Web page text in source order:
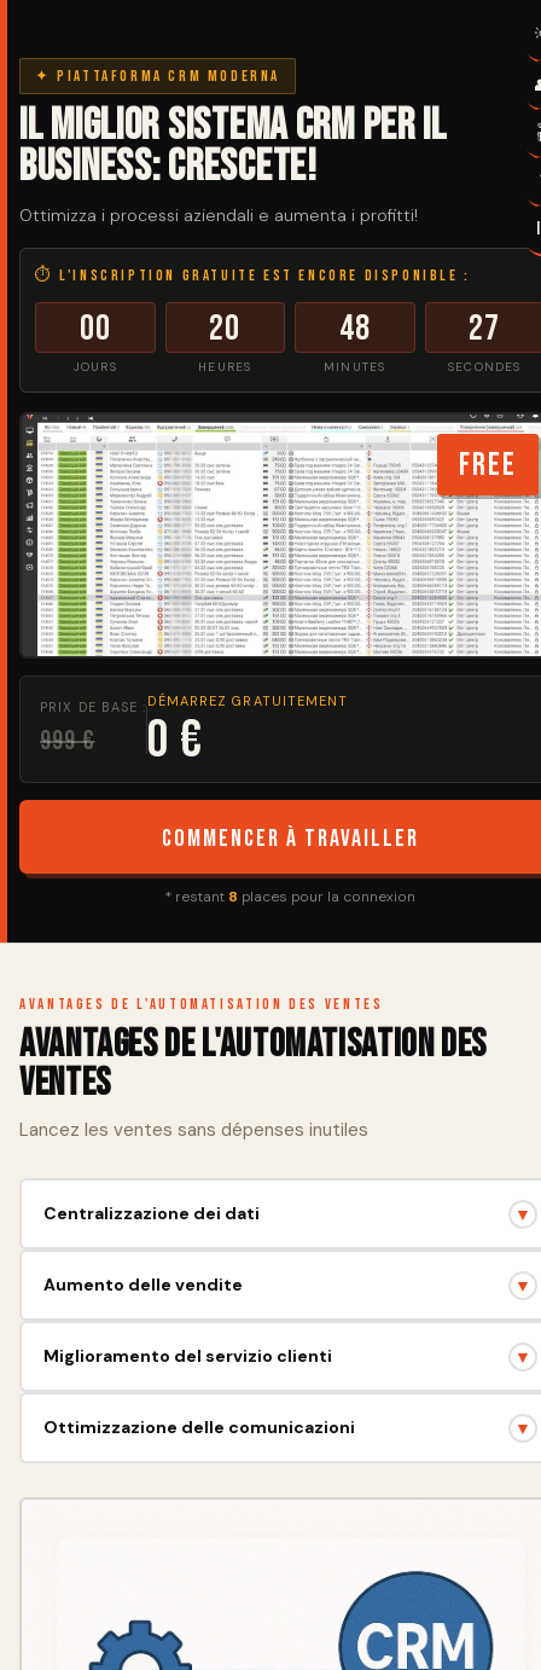
✦ Piattaforma CRM moderna
Il miglior sistema CRM per il
business: Crescete!
Ottimizza i processi aziendali e aumenta i profitti!
⏱ L'inscription gratuite est encore disponible :
00
JOURS
20
HEURES
48
MINUTES
27
SECONDES
FREE
PRIX DE BASE :
999 €
DÉMARREZ GRATUITEMENT
0 €
Commencer à travailler
* restant 8 places pour la connexion
Avantages de l'automatisation des ventes
Avantages de l'automatisation des
ventes
Lancez les ventes sans dépenses inutiles
Centralizzazione dei dati ▼
Aumento delle vendite ▼
Miglioramento del servizio clienti ▼
Ottimizzazione delle comunicazioni ▼